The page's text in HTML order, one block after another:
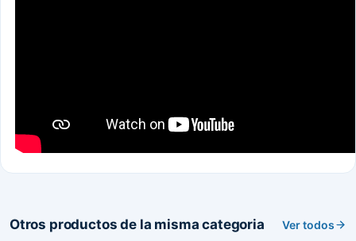
Otros productos de la misma categoria Ver todos